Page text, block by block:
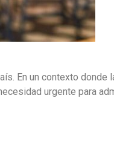
En un contexto donde
urgente para